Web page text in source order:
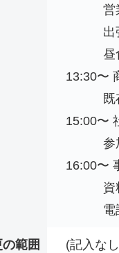
営業な
出張や
昼⾷を
13:30〜
既存
15:00〜
参加し
16:00〜
資料
電話
範囲 (記入な